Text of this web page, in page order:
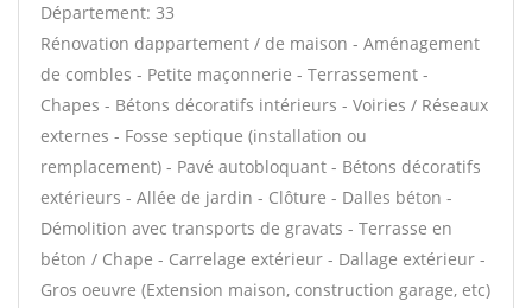
Département: 33
Rénovation dappartement / de maison - Aménagement
de combles - Petite maçonnerie - Terrassement -
Chapes - Bétons décoratifs intérieurs - Voiries / Réseaux
externes - Fosse septique (installation ou
remplacement) - Pavé autobloquant - Bétons décoratifs
extérieurs - Allée de jardin - Clôture - Dalles béton -
Démolition avec transports de gravats - Terrasse en
béton / Chape - Carrelage extérieur - Dallage extérieur -
Gros oeuvre (Extension maison, construction garage, etc)